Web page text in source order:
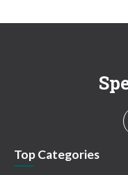
Top Categories